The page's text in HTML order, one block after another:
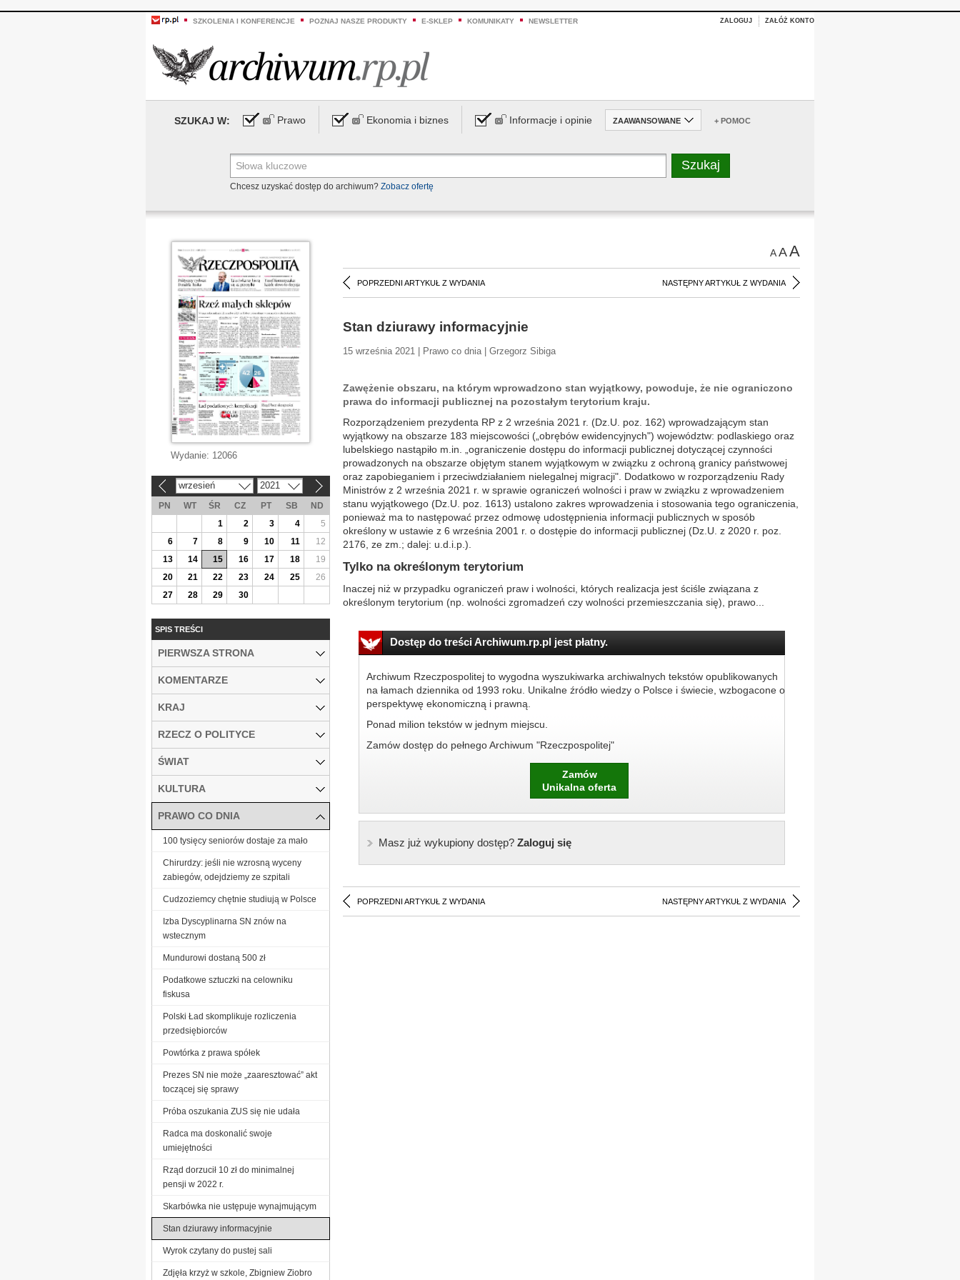
SZKOLENIA I KONFERENCJE POZNAJ NASZE PRODUKTY E-SKLEP KOMUNIKATY NEWSLETTER ZALOGUJ ZAŁÓŻ KONTO
SZUKAJ W: Prawo Ekonomia i biznes Informacje i opinie ZAAWANSOWANE + POMOC
Chcesz uzyskać dostęp do archiwum? Zobacz ofertę
AAA
POPRZEDNI ARTYKUŁ Z WYDANIA NASTĘPNY ARTYKUŁ Z WYDANIA
Stan dziurawy informacyjnie
15 września 2021 | Prawo co dnia | Grzegorz Sibiga
Zawężenie obszaru, na którym wprowadzono stan wyjątkowy, powoduje, że nie ograniczono
prawa do informacji publicznej na pozostałym terytorium kraju.
Rozporządzeniem prezydenta RP z 2 września 2021 r. (Dz.U. poz. 162) wprowadzającym stan
wyjątkowy na obszarze 183 miejscowości („obrębów ewidencyjnych") województw: podlaskiego oraz
lubelskiego nastąpiło m.in. „ograniczenie dostępu do informacji publicznej dotyczącej czynności
prowadzonych na obszarze objętym stanem wyjątkowym w związku z ochroną granicy państwowej
oraz zapobieganiem i przeciwdziałaniem nielegalnej migracji". Dodatkowo w rozporządzeniu Rady
Ministrów z 2 września 2021 r. w sprawie ograniczeń wolności i praw w związku z wprowadzeniem
stanu wyjątkowego (Dz.U. poz. 1613) ustalono zakres wprowadzenia i stosowania tego ograniczenia,
ponieważ ma to następować przez odmowę udostępnienia informacji publicznych w sposób
określony w ustawie z 6 września 2001 r. o dostępie do informacji publicznej (Dz.U. z 2020 r. poz.
2176, ze zm.; dalej: u.d.i.p.).
Tylko na określonym terytorium
Inaczej niż w przypadku ograniczeń praw i wolności, których realizacja jest ściśle związana z
określonym terytorium (np. wolności zgromadzeń czy wolności przemieszczania się), prawo...
Dostęp do treści Archiwum.rp.pl jest płatny.
Archiwum Rzeczpospolitej to wygodna wyszukiwarka archiwalnych tekstów opublikowanych
na łamach dziennika od 1993 roku. Unikalne źródło wiedzy o Polsce i świecie, wzbogacone o
perspektywę ekonomiczną i prawną.
Ponad milion tekstów w jednym miejscu.
Zamów dostęp do pełnego Archiwum "Rzeczpospolitej"
Zamów
Unikalna oferta
Masz już wykupiony dostęp?Zaloguj się
POPRZEDNI ARTYKUŁ Z WYDANIA NASTĘPNY ARTYKUŁ Z WYDANIA
Wydanie: 12066
wrzesień 2021
PN WT ŚR CZ PT SB
ND
1
2 3 4
5
6
7 8 9 10 11
12
13
14 15 16 17 18
19
20
21 22 23 24 25
26
27
28 29 30
SPIS TREŚCI
PIERWSZA STRONA
KOMENTARZE
KRAJ
RZECZ O POLITYCE
ŚWIAT
KULTURA
PRAWO CO DNIA
100 tysięcy seniorów dostaje za mało
Chirurdzy: jeśli nie wzrosną wyceny
zabiegów, odejdziemy ze szpitali
Cudzoziemcy chętnie studiują w Polsce
Izba Dyscyplinarna SN znów na
wstecznym
Mundurowi dostaną 500 zł
Podatkowe sztuczki na celowniku
fiskusa
Polski Ład skomplikuje rozliczenia
przedsiębiorców
Powtórka z prawa spółek
Prezes SN nie może „zaaresztować” akt
toczącej się sprawy
Próba oszukania ZUS się nie udała
Radca ma doskonalić swoje
umiejętności
Rząd dorzucił 10 zł do minimalnej
pensji w 2022 r.
Skarbówka nie ustępuje wynajmującym
Stan dziurawy informacyjnie
Wyrok czytany do pustej sali
Zdjęła krzyż w szkole, Zbigniew Ziobro